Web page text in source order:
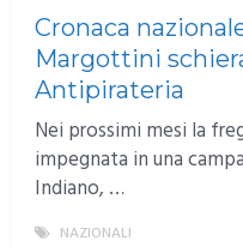
Cronaca
Margottini
Antipirateria
Nei prossimi mesi la
impegnata in una
Indiano, …
NAZIONALI